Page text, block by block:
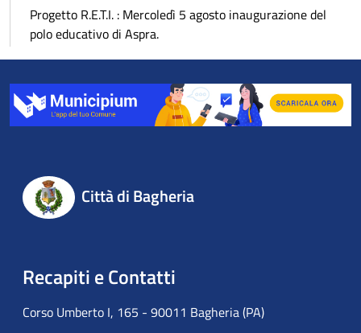
Progetto R.E.T.I. : Mercoledì 5 agosto inaugurazione del
polo educativo di Aspra.
Città di Bagheria
Recapiti e Contatti
Corso Umberto I, 165 - 90011 Bagheria (PA)